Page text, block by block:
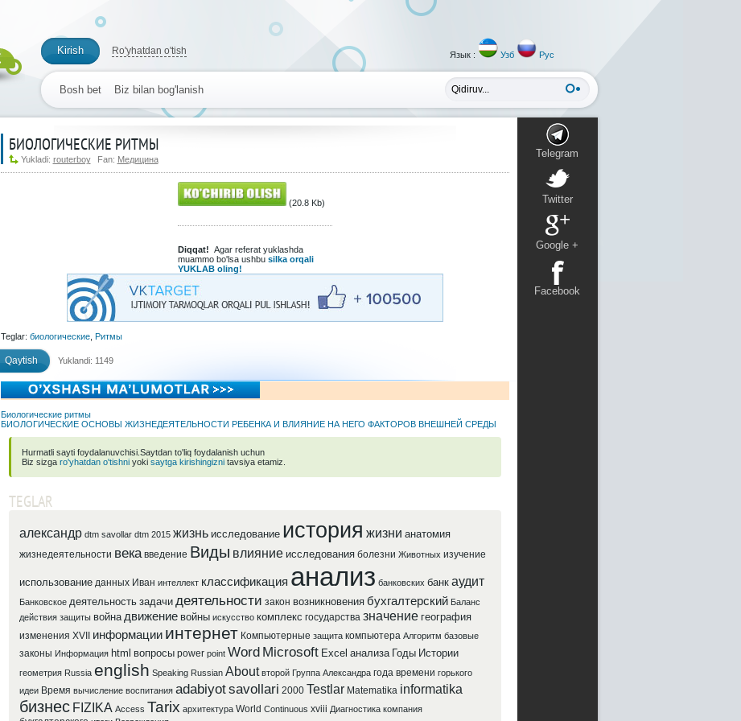
Kirish Ro'yhatdan o'tish Язык : Узб Рус
Bosh bet Biz bilan bog'lanish
Telegram
Twitter
Google +
Facebook
БИОЛОГИЧЕСКИЕ РИТМЫ
Yukladi: routerboy Fan: Медицина
(20.8 Kb)
Diqqat! Agar referat yuklashda
muammo bo'lsa ushbu silka orqali
YUKLAB oling!
Teglar: биологические, Ритмы
Qaytish Yuklandi: 1149
Биологические ритмы
БИОЛОГИЧЕСКИЕ ОСНОВЫ ЖИЗНЕДЕЯТЕЛЬНОСТИ РЕБЕНКА И ВЛИЯНИЕ НА НЕГО ФАКТОРОВ ВНЕШНЕЙ СРЕДЫ
Hurmatli sayti foydalanuvchisi.Saytdan to'liq foydalanish uchun
Biz sizga ro'yhatdan o'tishniyoki saytga kirishingiznitavsiya etamiz.
TEGLAR
александр dtm savollar dtm 2015 жизнь исследование история жизни анатомия
жизнедеятельности века введение Виды влияние исследования болезни Животных изучение
использование данных Иван интеллект классификация анализ банковских банк аудит
Банковское деятельность задачи деятельности закон возникновения бухгалтерский Баланс
действия защиты война движение войны искусство комплекс государства значение география
изменения XVII информации интернет Компьютерные защита компьютера Алгоритм базовые
законы Информация html вопросы power point Word Microsoft Excel анализа Годы Истории
геометрия Russia english Speaking Russian About второй Группа Александра года времени горького
идеи Время вычисление воспитания adabiyotsavollari 2000 Testlar Matematika informatika
бизнес FIZIKA Access Tarix архитектура World Continuous xviii Диагностика компания